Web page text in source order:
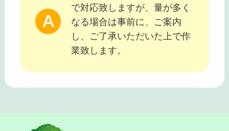
で対応致しますが、量が多く
なる場合は事前に、ご案内
し、ご了承いただいた上で作
業致します。